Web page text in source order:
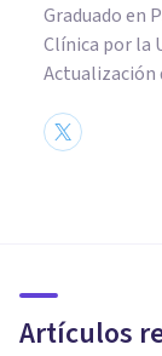
Graduado en
Clínica por la
Actualización
Artículos